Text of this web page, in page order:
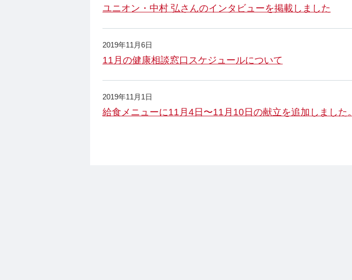
ユニオン・中村 弘さんのインタビューを掲載しました
2019年11月6日
11月の健康相談窓口スケジュールについて
2019年11月1日
給食メニューに11月4日〜11月10日の献立を追加しました。